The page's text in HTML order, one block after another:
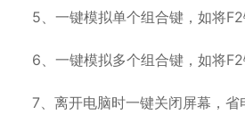
5、一键模拟单个组合键，如将
6、一键模拟多个组合键，如将
7、离开电脑时一键关闭屏幕，